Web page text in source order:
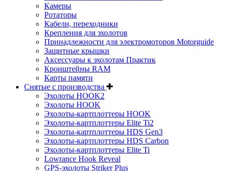
Камеры
Ротаторы
Кабели, переходники
Крепления для эхолотов
Принадлежности для электромоторов Motorguide
Защитные крышки
Аксессуары к эхолотам Практик
Кронштейны RAM
Карты памяти
Снятые с производства
Эхолоты HOOK2
Эхолоты HOOK
Эхолоты-картплоттеры HOOK
Эхолоты-картплоттеры Elite Ti2
Эхолоты-картплоттеры HDS Gen3
Эхолоты-картплоттеры HDS Carbon
Эхолоты-картплоттеры Elite Ti
Lowrance Hook Reveal
GPS-эхолоты Striker Plus